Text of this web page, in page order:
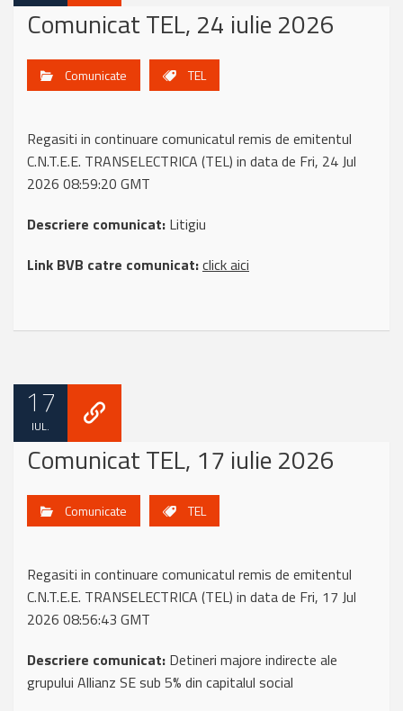
Comunicat TEL, 24 iulie 2026
Comunicate TEL
Regasiti in continuare comunicatul remis de emitentul
C.N.T.E.E. TRANSELECTRICA (TEL) in data de Fri, 24 Jul
2026 08:59:20 GMT
Descriere comunicat: Litigiu
Link BVB catre comunicat:click aici
17
IUL.
Comunicat TEL, 17 iulie 2026
Comunicate TEL
Regasiti in continuare comunicatul remis de emitentul
C.N.T.E.E. TRANSELECTRICA (TEL) in data de Fri, 17 Jul
2026 08:56:43 GMT
Descriere comunicat: Detineri majore indirecte ale
grupului Allianz SE sub 5% din capitalul social